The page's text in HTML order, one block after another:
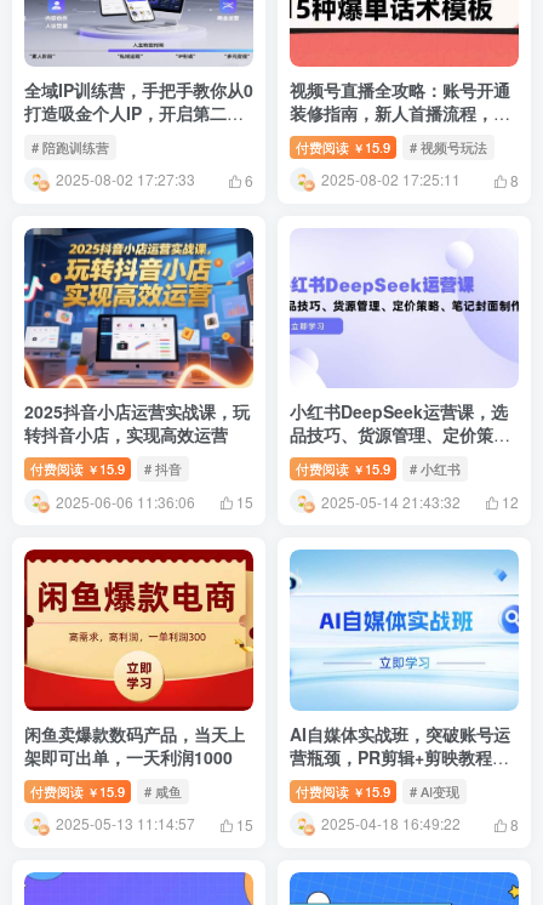
全域IP训练营，手把手教你从0
打造吸金个人IP，开启第二人
# 陪跑训练营
2025-08-02 17:27:33 6
视频号直播全攻略：账号开通
装修指南，新人首播流程，15
种爆单话术模板
付费阅读 ￥ 15.9 # 视频号玩法
2025-08-02 17:25:11 8
2025抖音小店运营实战课，玩
转抖音小店，实现高效运营
付费阅读 ￥ 15.9 # 抖音
2025-06-06 11:36:06 15
小红书DeepSeek运营课，选
品技巧、货源管理、定价策
略、笔记封面制作
付费阅读 ￥ 15.9 # 小红书
2025-05-14 21:43:32 12
闲鱼卖爆款数码产品，当天上
架即可出单，一天利润1000
付费阅读 ￥ 15.9 # 咸鱼
2025-05-13 11:14:57 15
AI自媒体实战班，突破账号运
营瓶颈，PR剪辑+剪映教程全
流程覆盖
付费阅读 ￥ 15.9 # AI变现
2025-04-18 16:49:22 8